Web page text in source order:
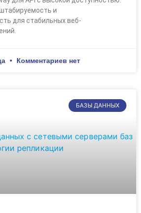
и
для стабильных веб-
Комментариев нет
БАЗЫ ДАННЫХ